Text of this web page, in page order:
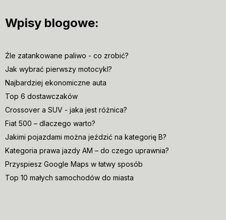
Wpisy blogowe:
Źle zatankowane paliwo - co zrobić?
Jak wybrać pierwszy motocykl?
Najbardziej ekonomiczne auta
Top 6 dostawczaków
Crossover a SUV - jaka jest różnica?
Fiat 500 – dlaczego warto?
Jakimi pojazdami można jeździć na kategorię B?
Kategoria prawa jazdy AM – do czego uprawnia?
Przyspiesz Google Maps w łatwy sposób
Top 10 małych samochodów do miasta